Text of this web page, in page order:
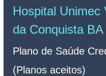
Hospital Unimec
da Conquista BA
Plano de Saúde
(Planos aceitos)